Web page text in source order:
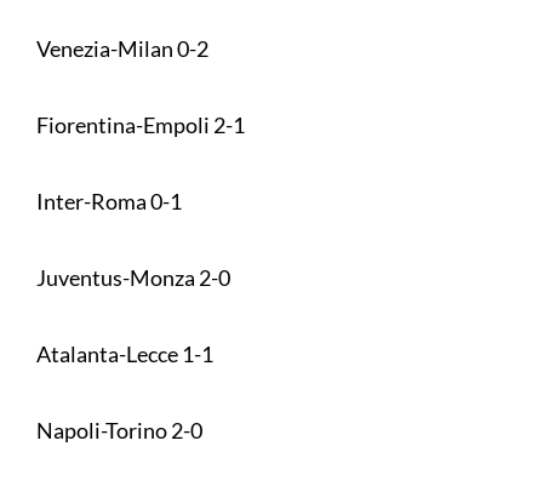
Venezia-Milan 0-2
Fiorentina-Empoli 2-1
Inter-Roma 0-1
Juventus-Monza 2-0
Atalanta-Lecce 1-1
Napoli-Torino 2-0